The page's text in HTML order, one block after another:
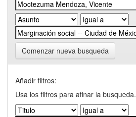
Comenzar nueva busqueda
Añadir filtros:
Usa los filtros para afinar la busqueda.